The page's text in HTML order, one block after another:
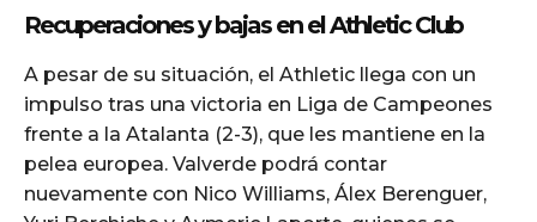
Recuperaciones y bajas en el Athletic Club
A pesar de su situación, el Athletic llega con un
impulso tras una victoria en Liga de Campeones
frente a la Atalanta (2-3), que les mantiene en la
pelea europea. Valverde podrá contar
nuevamente con Nico Williams, Álex Berenguer,